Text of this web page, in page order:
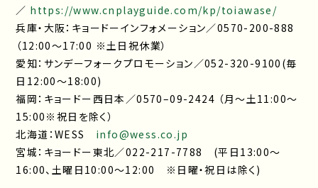
／ https://www.cnplayguide.com/kp/toiawase/
兵庫・大阪：キョードーインフォメーション／0570-200-888
（12:00～17:00 ※土日祝休業）
愛知：サンデーフォークプロモーション／052-320-9100(毎
日12:00～18:00)
福岡：キョードー西日本／0570–09-2424 （月〜土11:00〜
15:00※祝日を除く）
北海道：WESS info@wess.co.jp
宮城：キョードー東北／022-217-7788 (平日13:00～
16:00、土曜日10:00～12:00 ※日曜・祝日は除く)